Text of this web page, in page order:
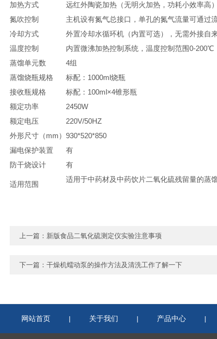
加热方式
远红外陶瓷加热（无明火加热，功耗小效率高
氮吹控制
主机设有氮气总接口，单孔的氮气流量可通过
冷却方式
外置冷却水循环机（内置可选），无需外接自
温度控制
内置微沸加热控制系统，温度控制范围0-200℃
蒸馏单元数
4组
蒸馏烧瓶规格
标配：1000ml烧瓶
接收瓶规格
标配：100ml×4锥形瓶
额定功率
2450W
额定电压
220V/50HZ
外形尺寸（mm） 930*520*850
漏电保护装置
有
防干烧设计
有
适用范围
适用于中药材及中药饮片二氧化硫残留量的蒸
上一篇： 新版食品二氧化硫测定仪实验注意事项
下一篇： 干燥机蠕动泵的操作方法及清洗工作了解一下
网站首页 | 关于我们 | 产品中心 |